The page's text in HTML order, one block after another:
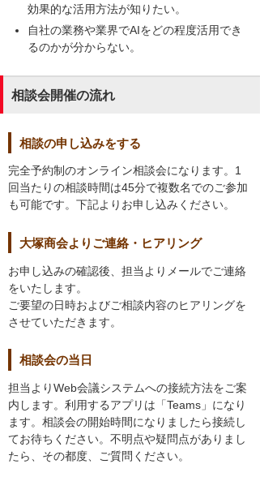
効果的な活用方法が知りたい。
自社の業務や業界でAIをどの程度活用でき
るのかが分からない。
相談会開催の流れ
相談の申し込みをする
完全予約制のオンライン相談会になります。1
回当たりの相談時間は45分で複数名でのご参加
も可能です。下記よりお申し込みください。
大塚商会よりご連絡・ヒアリング
お申し込みの確認後、担当よりメールでご連絡
をいたします。
ご要望の日時およびご相談内容のヒアリングを
させていただきます。
相談会の当日
担当よりWeb会議システムへの接続方法をご案
内します。利用するアプリは「Teams」になり
ます。相談会の開始時間になりましたら接続し
てお待ちください。不明点や疑問点がありまし
たら、その都度、ご質問ください。